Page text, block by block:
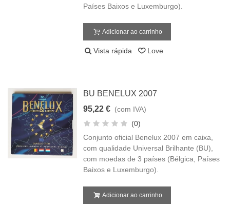
Países Baixos e Luxemburgo).
Adicionar ao carrinho
Vista rápida Love
BU BENELUX 2007
95,22 € (com IVA)
(0)
Conjunto oficial Benelux 2007 em caixa,
com qualidade Universal Brilhante (BU),
com moedas de 3 países (Bélgica, Países
Baixos e Luxemburgo).
Adicionar ao carrinho